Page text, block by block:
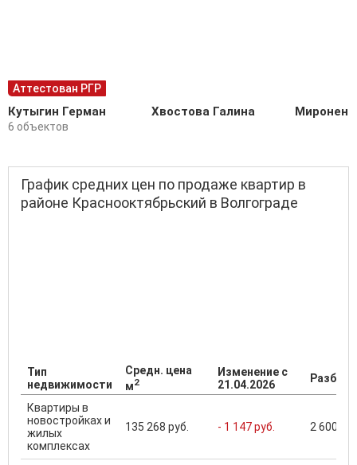
Аттестован РГР
Кутыгин Герман
6 объектов
Хвостова Галина
График средних цен по продаже квартир в
районе Краснооктябрьский в Волгограде
Тип
недвижимости
Средн. цена
м2
Изменение с
21.04.2026
Квартиры в
новостройках и
жилых
комплексах
135 268 руб. - 1 147 руб. 2 600